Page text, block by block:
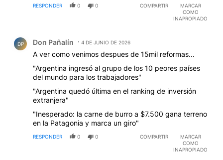
RESPONDER 0 0 COMPARTIR
MARCAR
COMO
INAPROPIADO
DP Don Pañalín 4 DE JUNIO DE 2026
A ver como venimos despues de 15mil reformas...
"Argentina ingresó al grupo de los 10 peores países
del mundo para los trabajadores"
"Argentina quedó última en el ranking de inversión
extranjera"
"Inesperado: la carne de burro a $7.500 gana terreno
en la Patagonia y marca un giro"
RESPONDER 0 0 COMPARTIR
MARCAR
COMO
INAPROPIADO